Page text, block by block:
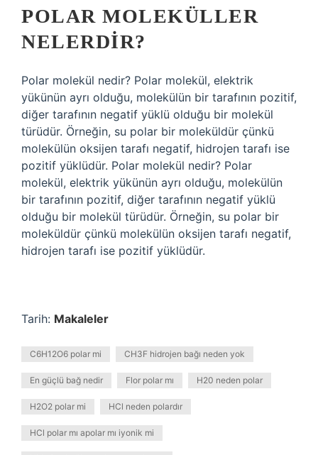
POLAR MOLEKÜLLER
NELERDIR?
Polar molekül nedir? Polar molekül, elektrik
yükünün ayrı olduğu, molekülün bir tarafının pozitif,
diğer tarafının negatif yüklü olduğu bir molekül
türüdür. Örneğin, su polar bir moleküldür çünkü
molekülün oksijen tarafı negatif, hidrojen tarafı ise
pozitif yüklüdür. Polar molekül nedir? Polar
molekül, elektrik yükünün ayrı olduğu, molekülün
bir tarafının pozitif, diğer tarafının negatif yüklü
olduğu bir molekül türüdür. Örneğin, su polar bir
moleküldür çünkü molekülün oksijen tarafı negatif,
hidrojen tarafı ise pozitif yüklüdür.
Tarih: Makaleler
C6H12O6 polar mi CH3F hidrojen bağı neden yok
En güçlü bağ nedir Flor polar mı H20 neden polar
H2O2 polar mi HCl neden polardır
HCl polar mı apolar mı iyonik mi